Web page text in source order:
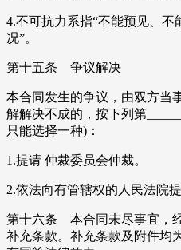
4.不可抗力系指“不能预见、
况”。
第十五条 争议解决
本合同发生的争议，由双方当
解解决不成的，按下列第
只能选择一种)：
1.提请 仲裁委员会仲裁。
2.依法向有管辖权的人民法院提
第十六条 本合同未尽事宜，
补充条款。补充条款及附件均